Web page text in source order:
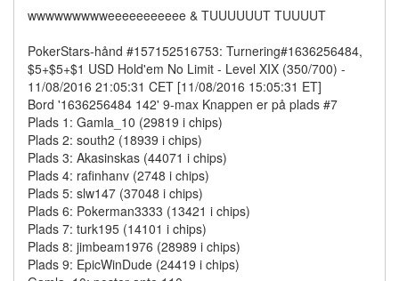
wwwwwwwwweeeeeeeeeee & TUUUUUUT TUUUUT
PokerStars-hånd #157152516753: Turnering#1636256484,
$5+$5+$1 USD Hold'em No Limit - Level XIX (350/700) -
11/08/2016 21:05:31 CET [11/08/2016 15:05:31 ET]
Bord '1636256484 142' 9-max Knappen er på plads #7
Plads 1: Gamla_10 (29819 i chips)
Plads 2: south2 (18939 i chips)
Plads 3: Akasinskas (44071 i chips)
Plads 4: rafinhanv (2748 i chips)
Plads 5: slw147 (37048 i chips)
Plads 6: Pokerman3333 (13421 i chips)
Plads 7: turk195 (14101 i chips)
Plads 8: jimbeam1976 (28989 i chips)
Plads 9: EpicWinDude (24419 i chips)